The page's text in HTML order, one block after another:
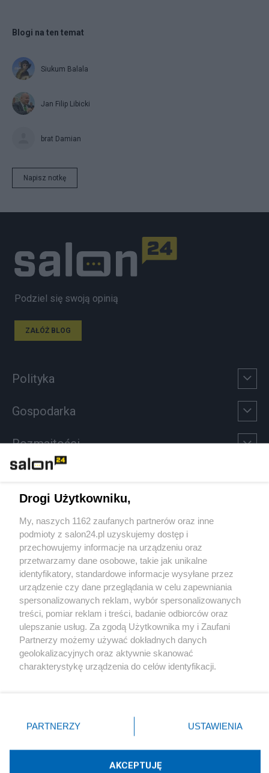
Blogi na ten temat
Siukum Balala
Jan Filip Libicki
brat Damian
Napisz notkę
Podziel się swoją opinią
ZAŁÓŻ BLOG
Polityka
Gospodarka
Rozmaitości
Sport
Społeczeństwo
Kultura
X Facebook Instagram Youtube
Drogi Użytkowniku,
My, naszych 1162 zaufanych partnerów oraz inne
podmioty z salon24.pl uzyskujemy dostęp i
przechowujemy informacje na urządzeniu oraz
przetwarzamy dane osobowe, takie jak unikalne
identyfikatory, standardowe informacje wysyłane przez
urządzenie czy dane przeglądania w celu zapewniania
spersonalizowanych reklam, wybór spersonalizowanych
treści, pomiar reklam i treści, badanie odbiorców oraz
ulepszanie usług. Za zgodą Użytkownika my i Zaufani
Partnerzy możemy używać dokładnych danych
geolokalizacyjnych oraz aktywnie skanować
charakterystykę urządzenia do celów identyfikacji.
zmienić/wycofać klikając przycisk ustawień prywatności
znajdujący się w lewym dolnym rogu strony
rodzaje przetwarzania danych nie wymagają zgody
użytkownika, ale masz prawo sprzeciwić się takiemu
PARTNERZY USTAWIENIA
AKCEPTUJĘ